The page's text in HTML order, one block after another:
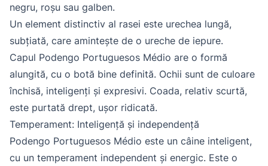
negru, roșu sau galben.
Un element distinctiv al rasei este urechea lungă,
subțiată, care amintește de o ureche de iepure.
Capul Podengo Portuguesos Médio are o formă
alungită, cu o botă bine definită. Ochii sunt de culoare
închisă, inteligenți și expresivi. Coada, relativ scurtă,
este purtată drept, ușor ridicată.
Temperament: Inteligență și independență
Podengo Portuguesos Médio este un câine inteligent,
cu un temperament independent și energic. Este o